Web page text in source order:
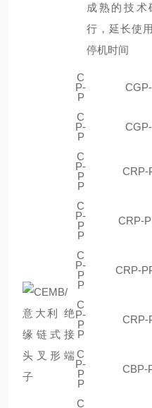
成熟的技术
行，延长使
停机时间
C
P-
P
C
P-
P
C
P-
P
P
CRP-
C
P-
P
P
CRP-
C
P-
P
P
CRP-
C
P-
P
P
CRP-
C
P-
P
P
CBP-
C